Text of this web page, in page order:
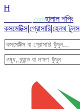
H
.comহালাল শপিং
কসমেটিক্স|গ্রোসারি|হেলথ টুলস